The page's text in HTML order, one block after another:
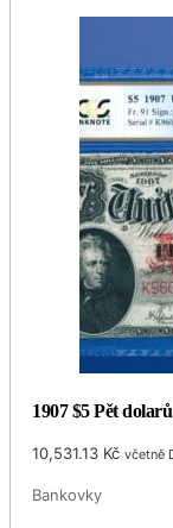
1907 $5 Pět
10,531.13 Kč včetně
Bankovky